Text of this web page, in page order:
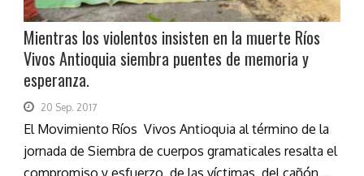
Mientras los violentos insisten en la muerte Ríos
Vivos Antioquia siembra puentes de memoria y
esperanza.
20 Sep. 2017
El Movimiento Ríos Vivos Antioquia al término de la
jornada de Siembra de cuerpos gramaticales resalta el
compromiso y esfuerzo de las víctimas del cañón ...